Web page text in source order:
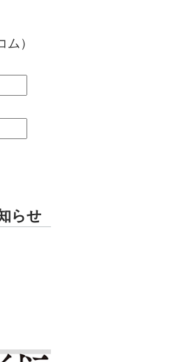
）
らせ